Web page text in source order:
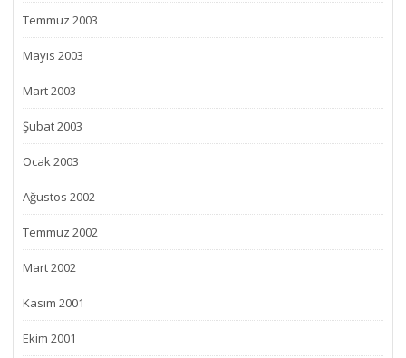
Temmuz 2003
Mayıs 2003
Mart 2003
Şubat 2003
Ocak 2003
Ağustos 2002
Temmuz 2002
Mart 2002
Kasım 2001
Ekim 2001